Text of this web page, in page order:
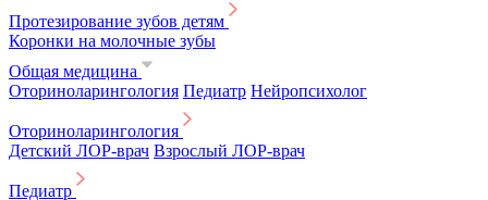
Протезирование зубов детям
Коронки на молочные зубы
Общая медицина
Оториноларингология Педиатр Нейропсихолог
Оториноларингология
Детский ЛОР-врач Взрослый ЛОР-врач
Педиатр